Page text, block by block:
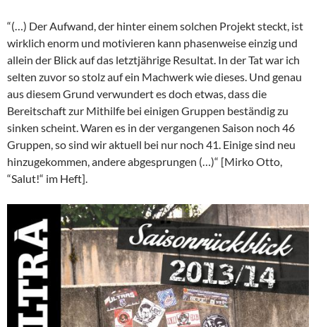
“(…) Der Aufwand, der hinter einem solchen Projekt steckt, ist
wirklich enorm und motivieren kann phasenweise einzig und
allein der Blick auf das letztjährige Resultat. In der Tat war ich
selten zuvor so stolz auf ein Machwerk wie dieses. Und genau
aus diesem Grund verwundert es doch etwas, dass die
Bereitschaft zur Mithilfe bei einigen Gruppen beständig zu
sinken scheint. Waren es in der vergangenen Saison noch 46
Gruppen, so sind wir aktuell bei nur noch 41. Einige sind neu
hinzugekommen, andere abgesprungen (…)“ [Mirko Otto,
“Salut!“ im Heft].